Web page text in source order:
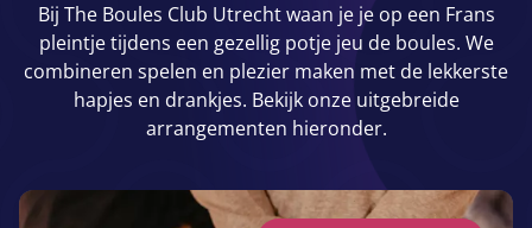
Bij The Boules Club Utrecht waan je je op een Frans
pleintje tijdens een gezellig potje jeu de boules. We
combineren spelen en plezier maken met de lekkerste
hapjes en drankjes. Bekijk onze uitgebreide
arrangementen hieronder.